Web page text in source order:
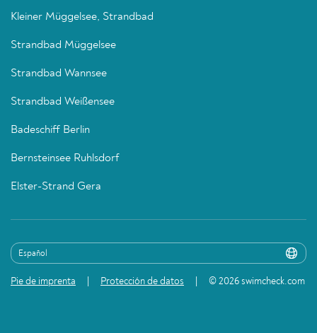
Kleiner Müggelsee, Strandbad
Strandbad Müggelsee
Strandbad Wannsee
Strandbad Weißensee
Badeschiff Berlin
Bernsteinsee Ruhlsdorf
Elster-Strand Gera
Pie de imprenta Protección de datos © 2026 swimcheck.com